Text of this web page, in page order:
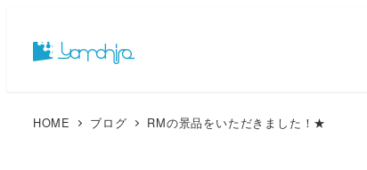
HOME ブログ RMの景品をいただきました！★